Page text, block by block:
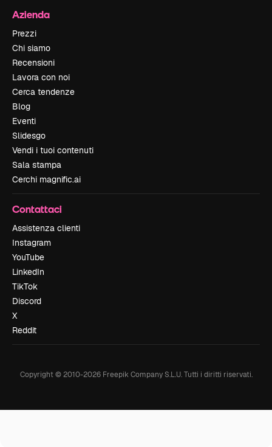
Azienda
Prezzi
Chi siamo
Recensioni
Lavora con noi
Cerca tendenze
Blog
Eventi
Slidesgo
Vendi i tuoi contenuti
Sala stampa
Cerchi magnific.ai
Contattaci
Assistenza clienti
Instagram
YouTube
LinkedIn
TikTok
Discord
X
Reddit
Copyright © 2010-2026Freepik Company S.L.U. Tutti i diritti riservati.